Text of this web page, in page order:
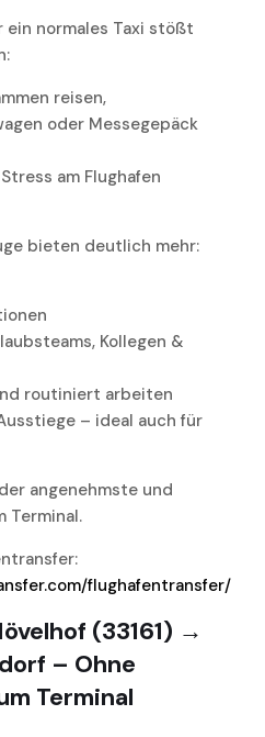
ein normales Taxi stößt
reisen,
oder Messegepäck
am Flughafen
bieten deutlich mehr:
Kollegen &
routiniert arbeiten
– ideal auch für
angenehmste und
Terminal.
flughafentransfer/
(33161) →
– Ohne
Terminal